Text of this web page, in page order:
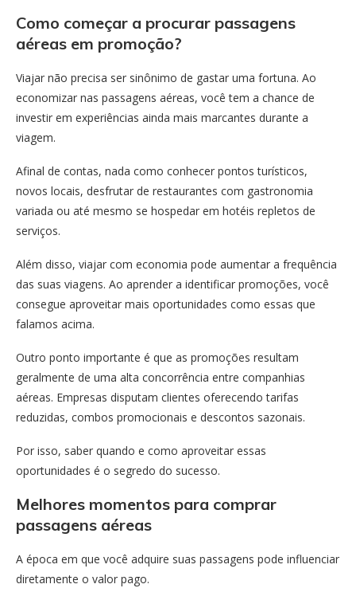
Como começar a procurar passagens
aéreas em promoção?
Viajar não precisa ser sinônimo de gastar uma fortuna. Ao
economizar nas passagens aéreas, você tem a chance de
investir em experiências ainda mais marcantes durante a
viagem.
Afinal de contas, nada como conhecer pontos turísticos,
novos locais, desfrutar de restaurantes com gastronomia
variada ou até mesmo se hospedar em hotéis repletos de
serviços.
Além disso, viajar com economia pode aumentar a frequência
das suas viagens. Ao aprender a identificar promoções, você
consegue aproveitar mais oportunidades como essas que
falamos acima.
Outro ponto importante é que as promoções resultam
geralmente de uma alta concorrência entre companhias
aéreas. Empresas disputam clientes oferecendo tarifas
reduzidas, combos promocionais e descontos sazonais.
Por isso, saber quando e como aproveitar essas
oportunidades é o segredo do sucesso.
Melhores momentos para comprar
passagens aéreas
A época em que você adquire suas passagens pode influenciar
diretamente o valor pago.